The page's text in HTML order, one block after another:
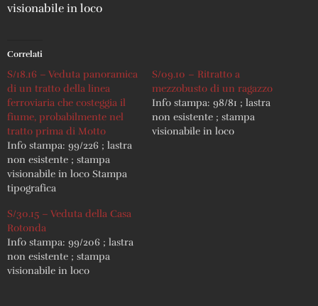
visionabile in loco
Correlati
S/18.16 – Veduta panoramica
di un tratto della linea
ferroviaria che costeggia il
fiume, probabilmente nel
tratto prima di Motto
Info stampa: 99/226 ; lastra
non esistente ; stampa
visionabile in loco Stampa
tipografica
S/09.10 – Ritratto a
mezzobusto di un ragazzo
Info stampa: 98/81 ; lastra
non esistente ; stampa
visionabile in loco
S/30.15 – Veduta della Casa
Rotonda
Info stampa: 99/206 ; lastra
non esistente ; stampa
visionabile in loco